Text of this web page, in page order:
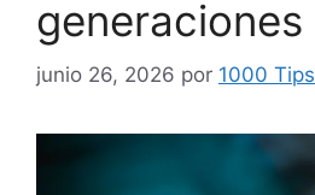
generaciones
junio 26, 2026 por 1000 Tips